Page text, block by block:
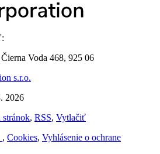
Voda 468, 925 06
s.r.o.
2026
stránok, RSS, Vytlačiť
, Cookies, Vyhlásenie o ochrane